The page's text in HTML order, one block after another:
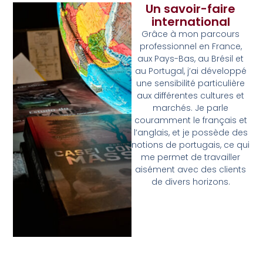
Un savoir-faire
international
Grâce à mon parcours
professionnel en France,
aux Pays-Bas, au Brésil et
au Portugal, j’ai développé
une sensibilité particulière
aux différentes cultures et
marchés. Je parle
couramment le français et
l’anglais, et je possède des
notions de portugais, ce qui
me permet de travailler
aisément avec des clients
de divers horizons.